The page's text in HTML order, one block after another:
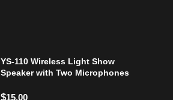
YS-110 Wireless Light Show
Speaker with Two Microphones
$15.00